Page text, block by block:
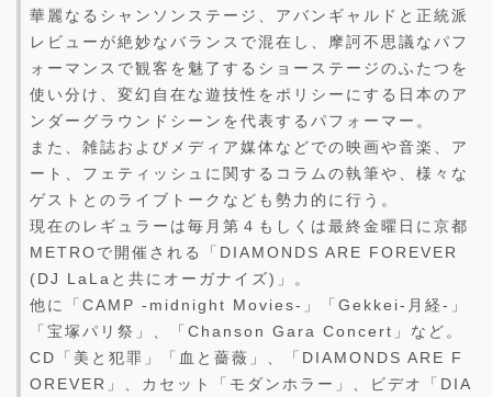
華麗なるシャンソンステージ、アバンギャルドと正統派
レビューが絶妙なバランスで混在し、摩訶不思議なパフ
ォーマンスで観客を魅了するショーステージのふたつを
使い分け、変幻自在な遊技性をポリシーにする日本のア
ンダーグラウンドシーンを代表するパフォーマー。
また、雑誌およびメディア媒体などでの映画や音楽、ア
ート、フェティッシュに関するコラムの執筆や、様々な
ゲストとのライブトークなども勢力的に行う。
現在のレギュラーは毎月第４もしくは最終金曜日に京都
METROで開催される「DIAMONDS ARE FOREVER
(DJ LaLaと共にオーガナイズ)」。
他に「CAMP -midnight Movies-」「Gekkei-月経-」
「宝塚パリ祭」、「Chanson Gara Concert」など。
CD「美と犯罪」「血と薔薇」、「DIAMONDS ARE F
OREVER」、カセット「モダンホラー」、ビデオ「DIA